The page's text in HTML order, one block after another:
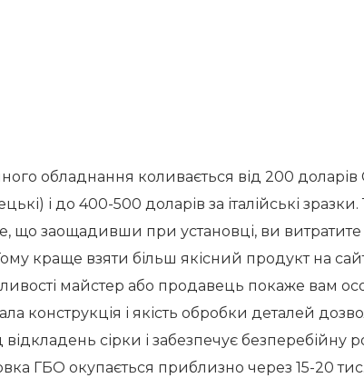
обладнання коливається від 200
і до 400-500 доларів за італійські зразки.
що заощадивши при установці, ви витратите
краще взяти більш якісний продукт на
майстер або продавець покаже вам
конструкція і якість обробки деталей
відкладень сірки і забезпечує безперебійну
ГБО окупається приблизно через 15-20